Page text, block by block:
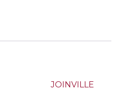
JOINVILLE